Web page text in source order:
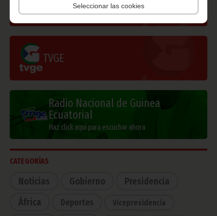
Seleccionar las cookies
Información de Guinea Ecuatorial
TVGE
Radio Nacional de Guinea
Ecuatorial
Haz click aquí para escuchar ahora
CATEGORÍAS
Noticias Gobierno
Presidencia
África
Deportes Vicepresidencia